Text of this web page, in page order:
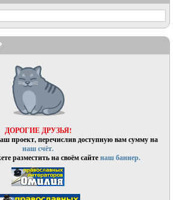
ДОРОГИЕ ДРУЗЬЯ!
проект, перечислив доступную вам сумму на
наш счёт.
разместить на своём сайтенаш баннер.